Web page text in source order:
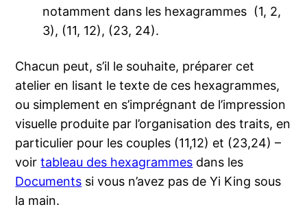
notamment dans les hexagrammes (1, 2,
3), (11, 12), (23, 24).
Chacun peut, s’il le souhaite, préparer cet
atelier en lisant le texte de ces hexagrammes,
ou simplement en s’imprégnant de l’impression
visuelle produite par l’organisation des traits, en
particulier pour les couples (11,12) et (23,24) –
voirtableau des hexagrammes dans les
Documents si vous n’avez pas de Yi King sous
la main.